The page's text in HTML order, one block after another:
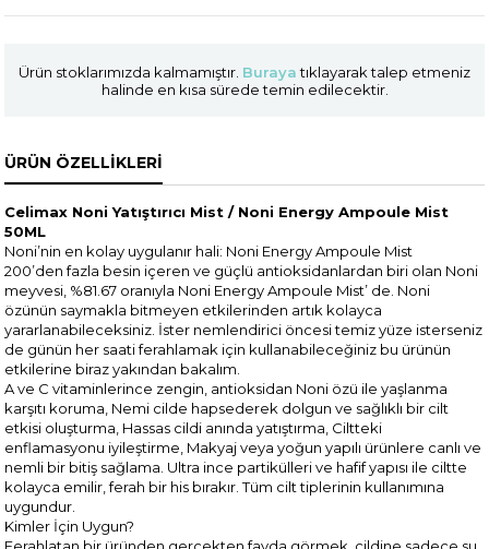
Ürün stoklarımızda kalmamıştır. Burayatıklayarak talep etmeniz
halinde en kısa sürede temin edilecektir.
ÜRÜN ÖZELLIKLERI
Celimax Noni Yatıştırıcı Mist / Noni Energy Ampoule Mist
50ML
Noni’nin en kolay uygulanır hali: Noni Energy Ampoule Mist
200’den fazla besin içeren ve güçlü antioksidanlardan biri olan Noni
meyvesi, %81.67 oranıyla Noni Energy Ampoule Mist’ de. Noni
özünün saymakla bitmeyen etkilerinden artık kolayca
yararlanabileceksiniz. İster nemlendirici öncesi temiz yüze isterseniz
de günün her saati ferahlamak için kullanabileceğiniz bu ürünün
etkilerine biraz yakından bakalım.
A ve C vitaminlerince zengin, antioksidan Noni özü ile yaşlanma
karşıtı koruma, Nemi cilde hapsederek dolgun ve sağlıklı bir cilt
etkisi oluşturma, Hassas cildi anında yatıştırma, Ciltteki
enflamasyonu iyileştirme, Makyaj veya yoğun yapılı ürünlere canlı ve
nemli bir bitiş sağlama. Ultra ince partikülleri ve hafif yapısı ile ciltte
kolayca emilir, ferah bir his bırakır. Tüm cilt tiplerinin kullanımına
uygundur.
Kimler İçin Uygun?